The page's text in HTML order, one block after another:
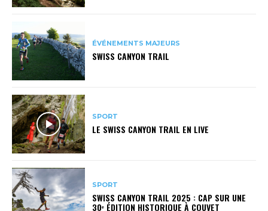
ÉVÉNEMENTS MAJEURS
SWISS CANYON TRAIL
SPORT
LE SWISS CANYON TRAIL EN LIVE
SPORT
SWISS CANYON TRAIL 2025 : CAP SUR UNE
30ᵉ ÉDITION HISTORIQUE À COUVET